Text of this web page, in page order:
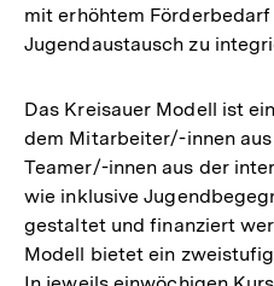
mit erhöhtem
Jugendaustausch zu
Das Kreisauer Modell ist
dem Mitarbeiter/-innen
Teamer/-innen aus der
wie inklusive
gestaltet und finanziert
Modell bietet ein